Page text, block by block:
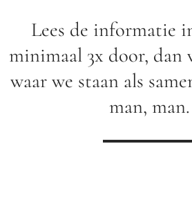
Lees de informatie
minimaal 3x door, dan
waar we staan als
man,